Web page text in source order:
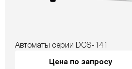
Автоматы серии DCS-141
Цена по запросу